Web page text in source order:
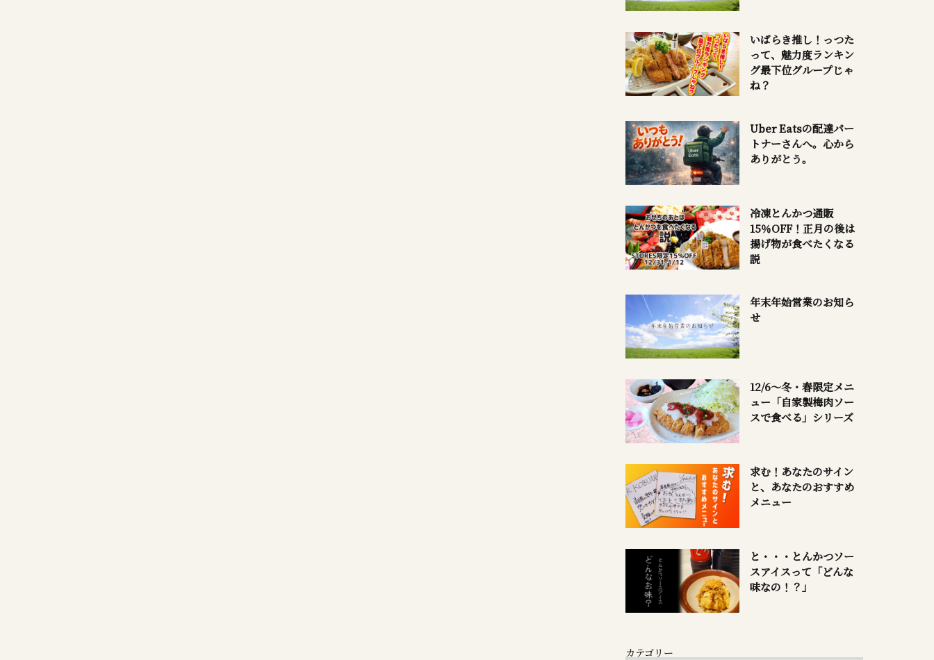
いばらき推し！っつた
って、魅力度ランキン
グ最下位グループじゃ
ね？
Uber Eatsの配達パー
トナーさんへ。心から
ありがとう。
冷凍とんかつ通販
15％OFF！正月の後は
揚げ物が食べたくなる
説
年末年始営業のお知ら
せ
12/6～冬・春限定メニ
ュー「自家製梅肉ソー
スで食べる」シリーズ
求む！あなたのサイン
と、あなたのおすすめ
メニュー
と・・・とんかつソー
スアイスって「どんな
味なの！？」
カテゴリー